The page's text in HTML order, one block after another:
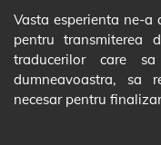
Vasta esperienta ne-
pentru transmiterea
traducerilor care
dumneavoastra, sa
necesar pentru